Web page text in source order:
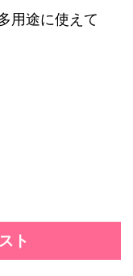
用途に使えて
ト